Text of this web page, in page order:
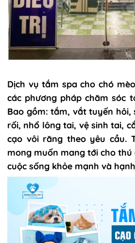
Dịch vụ tắm spa cho chó
các phương pháp chăm sóc
Bao gồm: tắm, vắt tuyến hôi,
rối, nhổ lông tai, vệ sinh tai,
cạo vôi răng theo yêu cầu.
mong muốn mang tới cho
cuộc sống khỏe mạnh và